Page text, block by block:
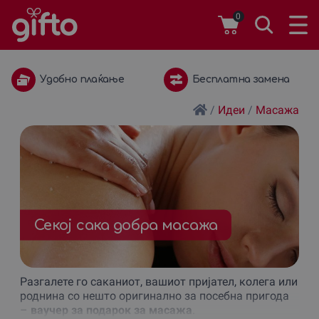
0
Бесплатна замена 1 година важност
/ Идеи / Масажа
Секој сака добра масажа
Разгалете го саканиот, вашиот пријател, колега или
роднина со нешто оригинално за посебна пригода
– ваучер за подарок за масажа